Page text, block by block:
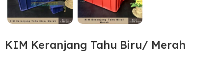
KIM Keranjang Tahu Biru/ Merah